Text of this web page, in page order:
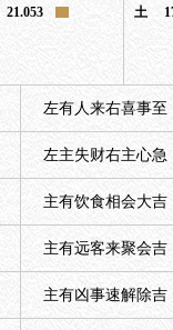
21.053
土
左有人来右喜事至
左主失财右主心急
主有饮食相会大吉
主有远客来聚会吉
主有凶事速解除吉